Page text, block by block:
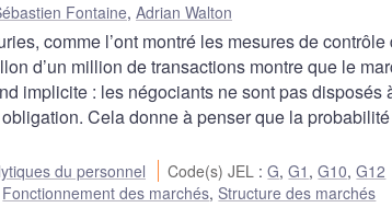
Fontaine, Adrian Walton
comme l’ont montré les mesures de contrôle
d’un million de transactions montre que le
implicite : les négociants ne sont pas disposés
Cela donne à penser que la
du personnel Code(s) JEL :G,G1 ,G10,G12
Fonctionnement des marchés, Structure des marchés